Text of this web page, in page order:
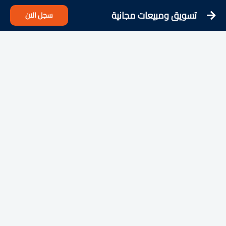
تسويق ومبيعات مجانية سجل الان